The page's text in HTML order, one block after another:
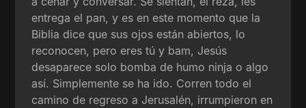
entrega el pan, y es en este momento que la
Biblia dice que sus ojos están abiertos, lo
reconocen, pero eres tú y bam, Jesús
desaparece solo bomba de humo ninja o algo
así. Simplemente se ha ido. Corren todo el
camino de regreso a Jerusalén, irrumpieron en